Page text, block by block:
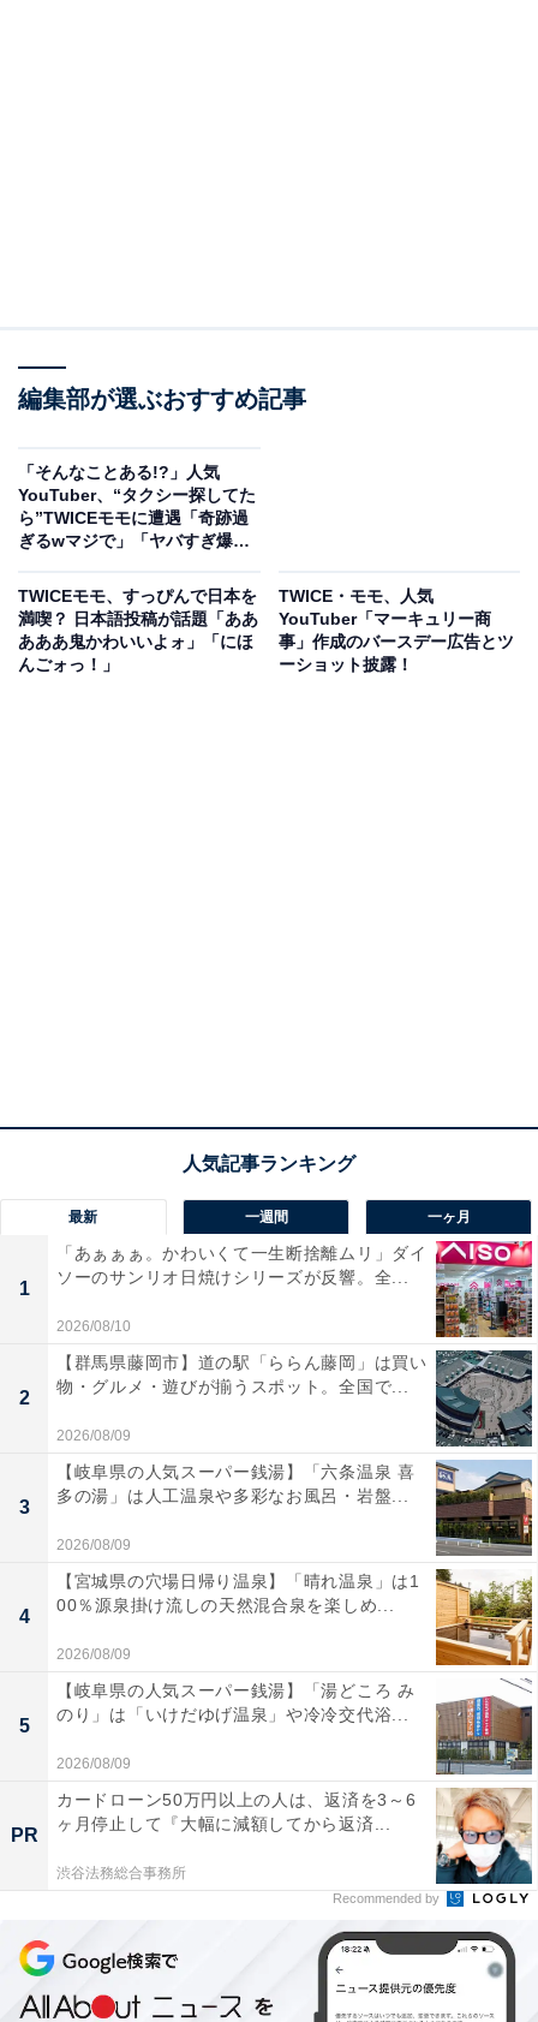
編集部が選ぶおすすめ記事
「そんなことある!?」人気
YouTuber、“タクシー探してた
ら”TWICEモモに遭遇「奇跡過
ぎるwマジで」「ヤバすぎ爆
TWICEモモ、すっぴんで日本を
満喫？ 日本語投稿が話題「ああ
あああ鬼かわいいよォ」「にほ
んごォっ！」
TWICE・モモ、人気
YouTuber「マーキュリー商
事」作成のバースデー広告とツ
ーショット披露！
最新 一週間 一ヶ月
1
「あぁぁぁ。かわいくて一生断捨離ムリ」ダイ
ソーのサンリオ日焼けシリーズが反響。全...
2026/08/10
2
【群馬県藤岡市】道の駅「ららん藤岡」は買い
物・グルメ・遊びが揃うスポット。全国で...
2026/08/09
3
【岐阜県の人気スーパー銭湯】「六条温泉 喜
多の湯」は人工温泉や多彩なお風呂・岩盤...
2026/08/09
4
【宮城県の穴場日帰り温泉】「晴れ温泉」は1
00％源泉掛け流しの天然混合泉を楽しめ...
2026/08/09
5
【岐阜県の人気スーパー銭湯】「湯どころ み
のり」は「いけだゆげ温泉」や冷冷交代浴...
2026/08/09
PR
カードローン50万円以上の人は、返済を3～6
ヶ月停止して『大幅に減額してから返済...
渋谷法務総合事務所
Recommended by